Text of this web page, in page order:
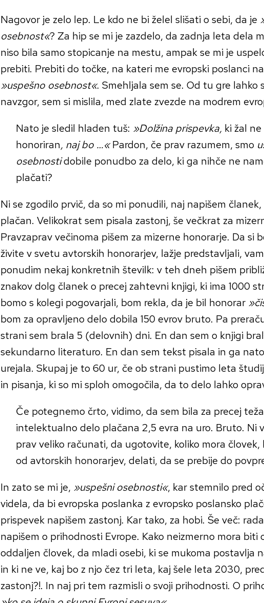
Nagovor je zelo lep. Le kdo ne bi želel slišati o sebi, da je
osebnost«? Za hip se mi je zazdelo, da zadnja leta dela
niso bila samo stopicanje na mestu, ampak se mi je
prebiti. Prebiti do točke, na kateri me evropski poslanci
»uspešno osebnost«. Smehljala sem se. Od tu gre lahko
navzgor, sem si mislila, med zlate zvezde na modrem
Nato je sledil hladen tuš: »Dolžina prispevka, ki žal ne
honoriran, naj bo …«Pardon, če prav razumem, smo
osebnostidobile ponudbo za delo, ki ga nihče ne
plačati?
Ni se zgodilo prvič, da so mi ponudili, naj napišem
plačan. Velikokrat sem pisala zastonj, še večkrat za
Pravzaprav večinoma pišem za mizerne honorarje. Da si
živite v svetu avtorskih honorarjev, lažje predstavljali,
ponudim nekaj konkretnih številk: v teh dneh pišem
znakov dolg članek o precej zahtevni knjigi, ki ima 1000
bomo s kolegi pogovarjali, bom rekla, da je bil honorar
bom za opravljeno delo dobila 150 evrov bruto. Pa
strani sem brala 5 (delovnih) dni. En dan sem o knjigi
sekundarno literaturo. En dan sem tekst pisala in ga
urejala. Skupaj je to 60 ur, če ob strani pustimo leta
in pisanja, ki so mi sploh omogočila, da to delo lahko
Če potegnemo črto, vidimo, da sem bila za precej
intelektualno delo plačana 2,5 evra na uro. Bruto. Ni
prav veliko računati, da ugotovite, koliko mora človek,
od avtorskih honorarjev, delati, da se prebije do
In zato se mi je, »uspešni osebnosti«, kar stemnilo pred
videla, da bi evropska poslanka z evropsko poslansko
prispevek napišem zastonj. Kar tako, za hobi. Še več:
napišem o prihodnosti Evrope. Kako neizmerno mora biti
oddaljen človek, da mladi osebi, ki se mukoma postavlja
in ki ne ve, kaj bo z njo čez tri leta, kaj šele leta 2030,
zastonj?!. In naj pri tem razmisli o svoji prihodnosti. O